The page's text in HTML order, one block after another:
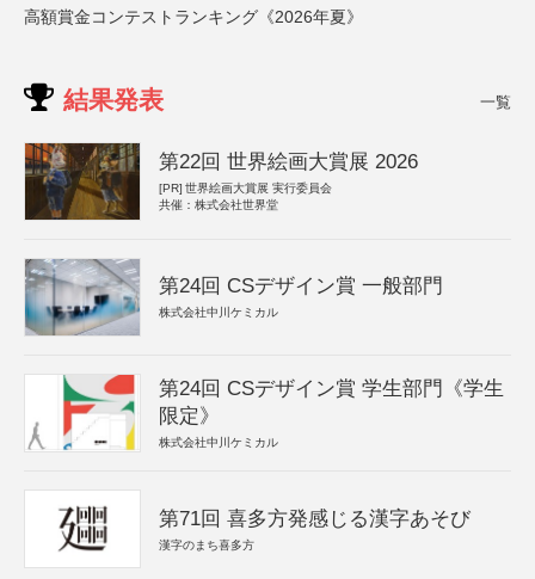
高額賞金コンテストランキング《2026年夏》
結果発表 一覧
第22回 世界絵画大賞展 2026
[PR] 世界絵画大賞展 実行委員会
共催：株式会社世界堂
第24回 CSデザイン賞 一般部門
株式会社中川ケミカル
第24回 CSデザイン賞 学生部門《学生
限定》
株式会社中川ケミカル
第71回 喜多方発感じる漢字あそび
漢字のまち喜多方